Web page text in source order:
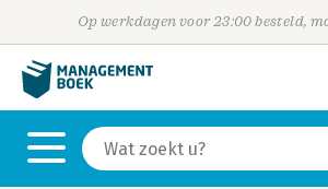
Op werkdagen voor 23:00 besteld,